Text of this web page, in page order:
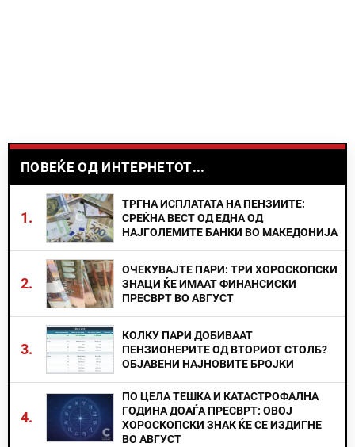
ПОВЕЌЕ ОД ИНТЕРНЕТОТ...
1.
ТРГНА ИСПЛАТАТА НА ПЕНЗИИТЕ:
СРЕЌНА ВЕСТ ОД ЕДНА ОД
НАЈГОЛЕМИТЕ БАНКИ ВО МАКЕДОНИЈА
2.
ОЧЕКУВАЈТЕ ПАРИ: ТРИ ХОРОСКОПСКИ
ЗНАЦИ ЌЕ ИМААТ ФИНАНСИСКИ
ПРЕСВРТ ВО АВГУСТ
3.
КОЛКУ ПАРИ ДОБИВААТ
ПЕНЗИОНЕРИТЕ ОД ВТОРИОТ СТОЛБ?
ОБЈАВЕНИ НАЈНОВИТЕ БРОЈКИ
4.
ПО ЦЕЛА ТЕШКА И КАТАСТРОФАЛНА
ГОДИНА ДОАЃА ПРЕСВРТ: ОВОЈ
ХОРОСКОПСКИ ЗНАК ЌЕ СЕ ИЗДИГНЕ
ВО АВГУСТ